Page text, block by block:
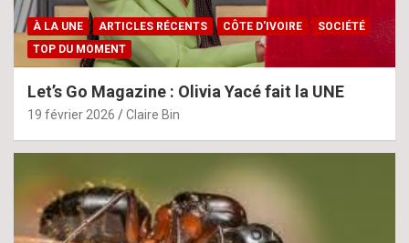
À LA UNE ARTICLES RÉCENTS CÔTE D'IVOIRE
SOCIÉTÉ
TOP DU MOMENT
Let’s Go Magazine : Olivia Yacé fait la UNE
19 février 2026 Claire Bin